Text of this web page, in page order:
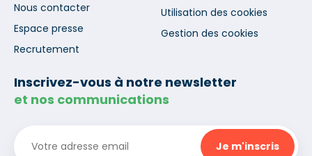
Nous contacter
Espace presse
Recrutement
Utilisation des cookies
Gestion des cookies
Inscrivez-vous à notre newsletter
et nos communications